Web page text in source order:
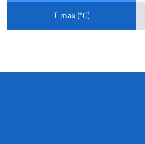
T max (°C)